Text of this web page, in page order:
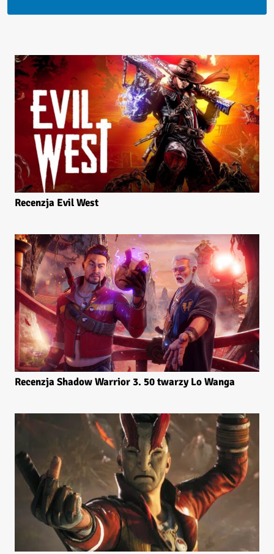
Recenzja Evil West
Recenzja Shadow Warrior 3. 50 twarzy Lo Wanga